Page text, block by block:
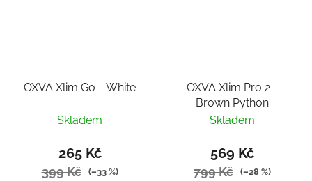
OXVA Xlim Go - White
Skladem
265 Kč
399 Kč (–33 %)
OXVA Xlim Pro 2 -
Brown Python
Skladem
569 Kč
799 Kč (–28 %)